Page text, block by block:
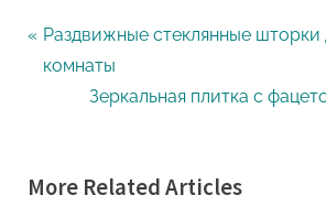
Навигация
P
r
o
Раздвижные стеклянные шторки
комнаты
N
t
Зеркальная плитка с
More Related Articles